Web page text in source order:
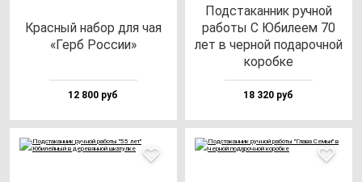
Крас­ный на­бор для чая
«Герб Рос­сии»
12 800 руб
Под­ста­кан­ник руч­ной
ра­бо­ты С Юби­ле­ем 70
лет в чер­ной по­да­роч­ной
ко­роб­ке
18 320 руб